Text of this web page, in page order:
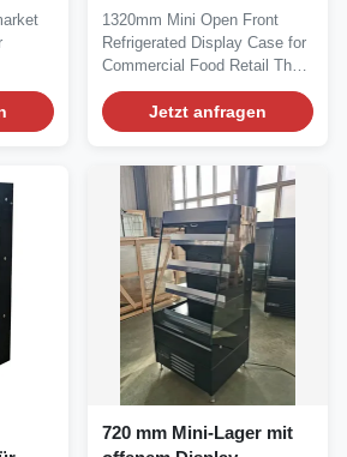
150
Front für den
kommerziellen
Lebensmittelhandel
1320mm Mini Open Front
Refrigerated Display Case for
Commercial Food Retail The
IDEA 130 expands...
Jetzt anfragen
720 mm Mini-Lager mit